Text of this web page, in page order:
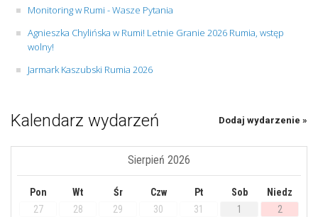
Monitoring w Rumi - Wasze Pytania
Agnieszka Chylińska w Rumi! Letnie Granie 2026 Rumia, wstęp
wolny!
Jarmark Kaszubski Rumia 2026
Kalendarz wydarzeń Dodaj wydarzenie »
Sierpień 2026
Pon Wt Śr Czw Pt Sob
Niedz
27
28 29 30 31 1
2